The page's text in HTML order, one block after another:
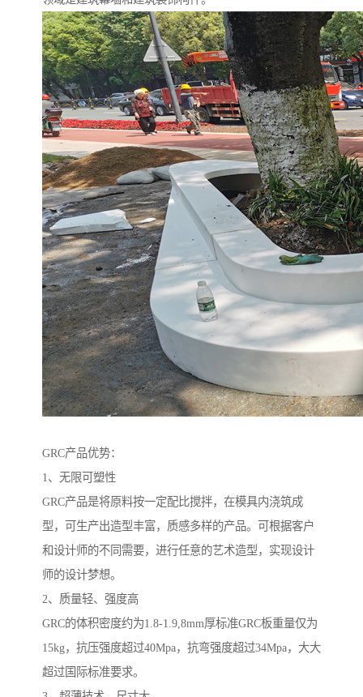
GRC产品优势：
1、无限可塑性
GRC产品是将原料按一定配比搅拌，在模具内浇筑成
型，可生产出造型丰富，质感多样的产品。可根据客户
和设计师的不同需要，进行任意的艺术造型，实现设计
师的设计梦想。
2、质量轻、强度高
GRC的体积密度约为1.8-1.9,8mm厚标准GRC板重量仅为
15kg，抗压强度超过40Mpa，抗弯强度超过34Mpa，大大
超过国际标准要求。